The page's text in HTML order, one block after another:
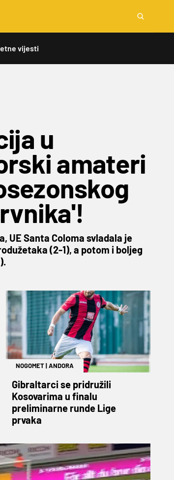
vijesti
u
amateri
UE Santa Coloma svladala je
(2-1), a potom i boljeg
NOGOMET|ANDORA
Gibraltarci se pridružili
Kosovarima u finalu
preliminarne runde Lige
prvaka